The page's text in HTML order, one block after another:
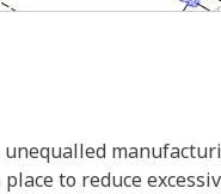
place to reduce